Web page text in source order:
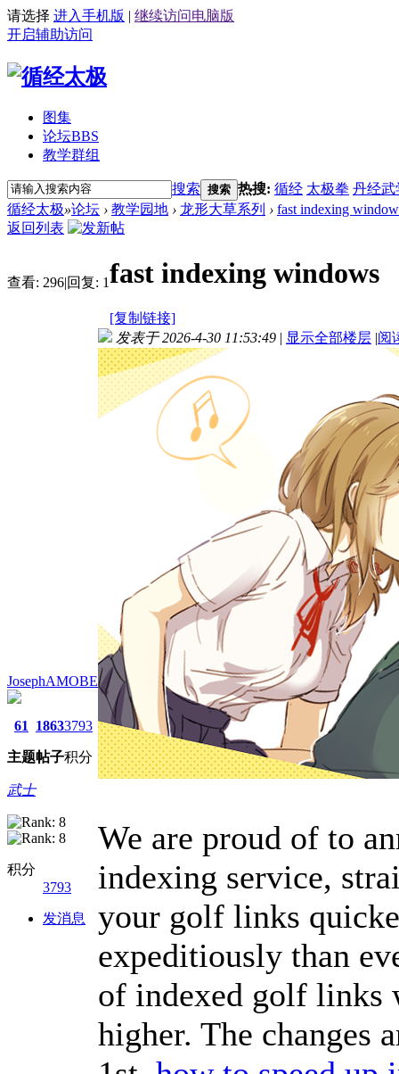
请选择 进入手机版 | 继续访问电脑版
开启辅助访问
图集
论坛BBS
教学群组
搜索 搜索 热搜: 循经 太极拳 丹经武
循经太极»论坛 › 教学园地 › 龙形大草系列 › fast indexing
返回列表
查看: 296|回复: 1fast indexing windows
[复制链接]
JosephAMOBE
61
主题
1863
帖子
3793
积分
武士
积分
3793
发消息
发表于 2026-4-30 11:53:49 | 显示全部楼层 |阅
We are proud of to
indexing service,
your golf links
expeditiously than
of indexed golf links
higher. The changes